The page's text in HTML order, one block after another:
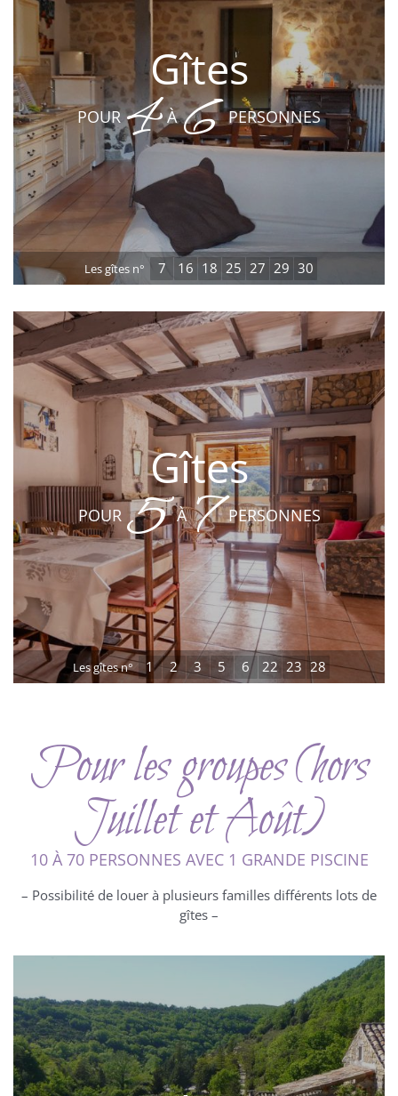
Gîtes
POUR4 À6 PERSONNES
Les gîtes n° 7 16 18 25 27 29 30
Gîtes
POUR5 À7 PERSONNES
Les gîtes n° 1 2 3 5 6 22 23 28
Pour les groupes (hors
Juillet et Août)
10 À 70 PERSONNES AVEC 1 GRANDE PISCINE
– Possibilité de louer à plusieurs familles différents lots de
gîtes –